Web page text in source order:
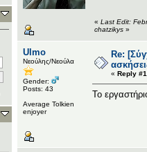
« Last Edit:
chatzikys »
Ulmo
Νεούλης/Νεούλα
Gender:
Posts: 43
Average Tolkien
enjoyer
Re:
« Reply
Το